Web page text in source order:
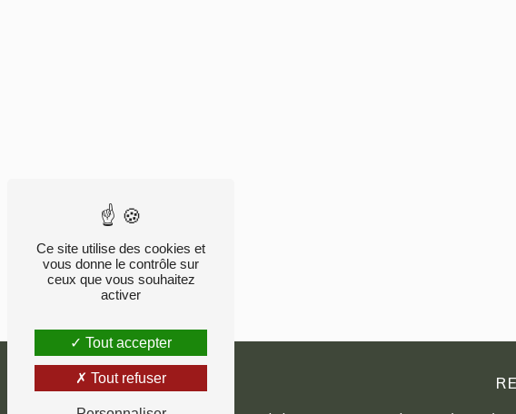
Ce site utilise des cookies et
vous donne le contrôle sur
ceux que vous souhaitez
activer
Tout accepter
Tout refuser